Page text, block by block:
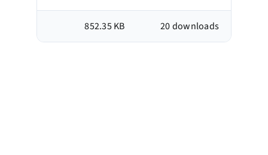
20 downloads
852.35 KB